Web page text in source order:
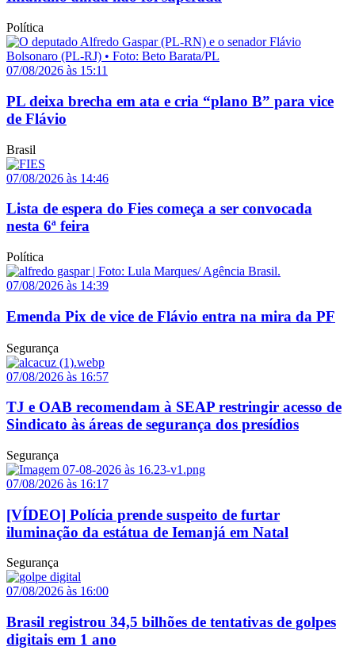
Política
07/08/2026 às 15:11
PL deixa brecha em ata e cria “plano B” para vice
de Flávio
Brasil
07/08/2026 às 14:46
Lista de espera do Fies começa a ser convocada
nesta 6ª feira
Política
07/08/2026 às 14:39
Emenda Pix de vice de Flávio entra na mira da PF
Segurança
07/08/2026 às 16:57
TJ e OAB recomendam à SEAP restringir acesso de
Sindicato às áreas de segurança dos presídios
Segurança
07/08/2026 às 16:17
[VÍDEO] Polícia prende suspeito de furtar
iluminação da estátua de Iemanjá em Natal
Segurança
07/08/2026 às 16:00
Brasil registrou 34,5 bilhões de tentativas de golpes
digitais em 1 ano